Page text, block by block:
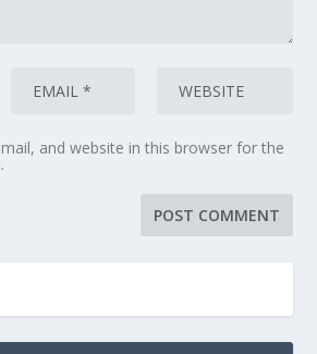
and website in this browser for the